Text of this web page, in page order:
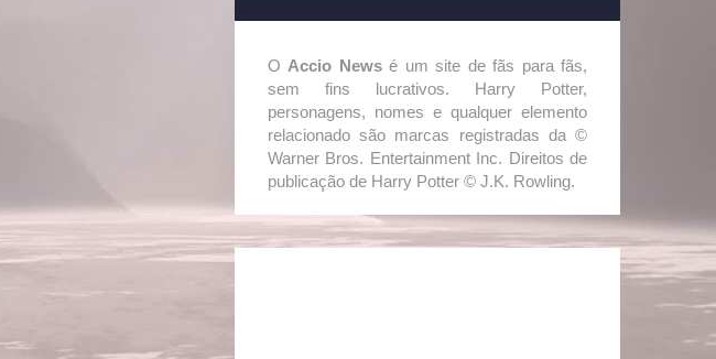
O Accio Newsé um site de fãs para fãs,
sem fins lucrativos. Harry Potter,
personagens, nomes e qualquer elemento
relacionado são marcas registradas da ©
Warner Bros. Entertainment Inc. Direitos de
publicação de Harry Potter © J.K. Rowling.